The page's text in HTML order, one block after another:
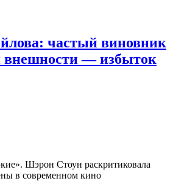
частый виновник
внешности — избыток
Шэрон Стоун раскритиковала
в современном кино